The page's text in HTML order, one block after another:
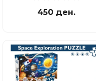
450 ден.